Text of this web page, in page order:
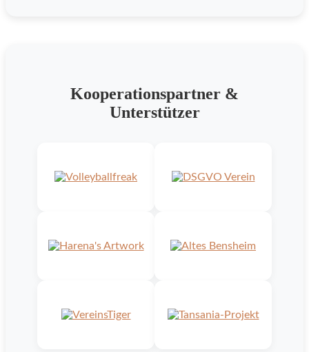
Kooperationspartner &
Unterstützer